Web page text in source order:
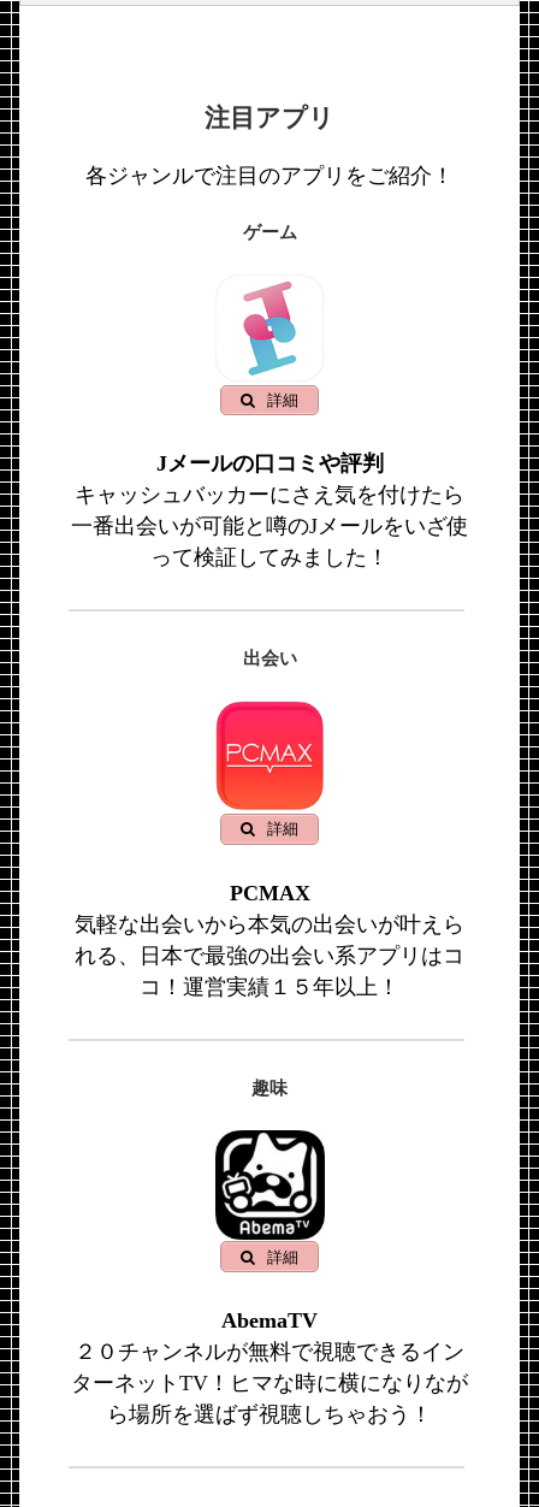
注目アプリ
各ジャンルで注目のアプリをご紹介！
ゲーム
詳細
Jメールの口コミや評判
キャッシュバッカーにさえ気を付けたら
一番出会いが可能と噂のJメールをいざ使
って検証してみました！
出会い
詳細
PCMAX
気軽な出会いから本気の出会いが叶えら
れる、日本で最強の出会い系アプリはコ
コ！運営実績１５年以上！
趣味
詳細
AbemaTV
２０チャンネルが無料で視聴できるイン
ターネットTV！ヒマな時に横になりなが
ら場所を選ばず視聴しちゃおう！